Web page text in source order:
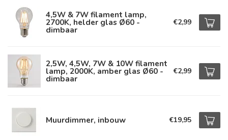
4,5W & 7W filament lamp,
2700K, helder glas Ø60 -
dimbaar
€2,99
2,5W, 4,5W, 7W & 10W filament
lamp, 2000K, amber glas Ø60 -
dimbaar
€2,99
Muurdimmer, inbouw €19,95